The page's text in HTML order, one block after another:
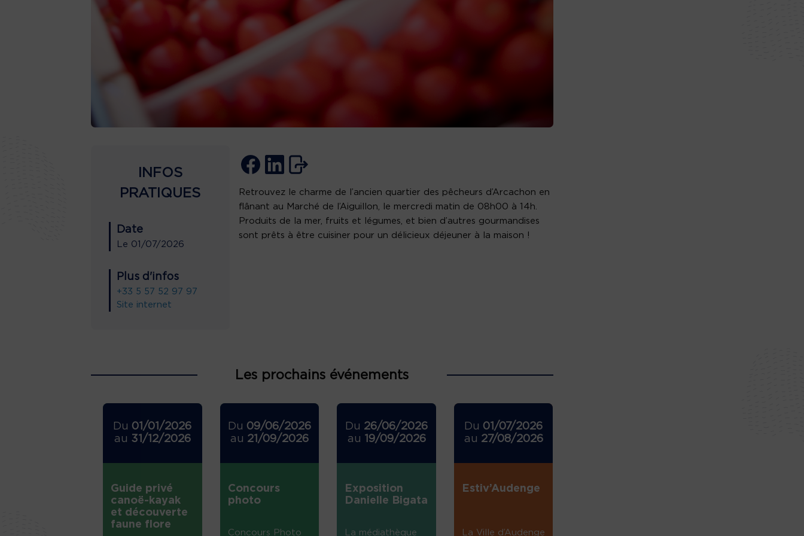
INFOS
PRATIQUES
Date
Le 01/07/2026
Plus d'infos
+33 5 57 52 97 97
Site internet
Retrouvez le charme de l’ancien quartier des pêcheurs d’Arcachon en
flânant au Marché de l’Aiguillon, le mercredi matin de 08h00 à 14h.
Produits de la mer, fruits et légumes, et bien d’autres gourmandises
sont prêts à être cuisiner pour un délicieux déjeuner à la maison !
Les prochains événements
Du 01/01/2026
au 31/12/2026
Guide privé
canoë-kayak
et découverte
faune flore
Du 09/06/2026
au 21/09/2026
Concours
photo
Concours Photo
Du 26/06/2026
au 19/09/2026
Exposition
Danielle Bigata
La médiathèque
Du 01/07/2026
au 27/08/2026
Estiv’Audenge
La Ville d’Audenge